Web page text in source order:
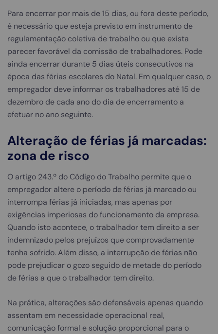
Para encerrar por mais de 15 dias, ou fora deste período,
é necessário que esteja previsto em instrumento de
regulamentação coletiva de trabalho ou que exista
parecer favorável da comissão de trabalhadores. Pode
ainda encerrar durante 5 dias úteis consecutivos na
época das férias escolares do Natal. Em qualquer caso, o
empregador deve informar os trabalhadores até 15 de
dezembro de cada ano do dia de encerramento a
efetuar no ano seguinte.
Alteração de férias já marcadas:
zona de risco
O artigo 243.º do Código do Trabalho permite que o
empregador altere o período de férias já marcado ou
interrompa férias já iniciadas, mas apenas por
exigências imperiosas do funcionamento da empresa.
Quando isto acontece, o trabalhador tem direito a ser
indemnizado pelos prejuízos que comprovadamente
tenha sofrido. Além disso, a interrupção de férias não
pode prejudicar o gozo seguido de metade do período
de férias a que o trabalhador tem direito.
Na prática, alterações são defensáveis apenas quando
assentam em necessidade operacional real,
comunicação formal e solução proporcional para o